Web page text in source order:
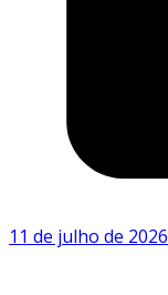
11 de julho de 2026